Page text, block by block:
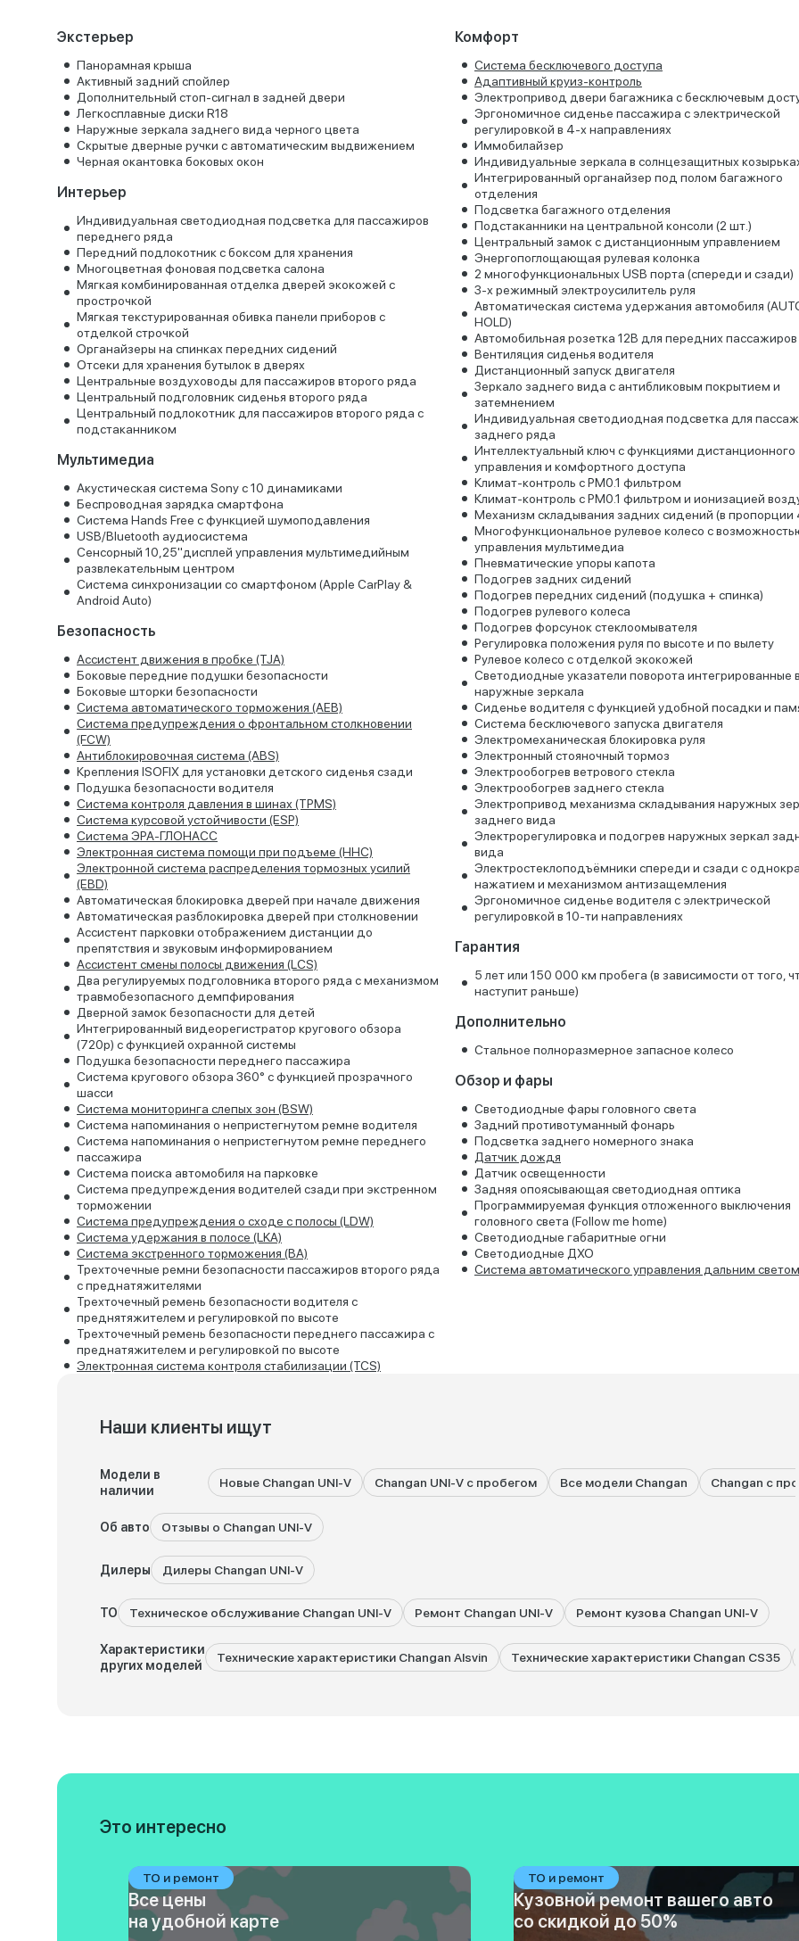
Экстерьер
Панорамная крыша
Активный задний спойлер
Дополнительный стоп-сигнал в задней двери
Легкосплавные диски R18
Наружные зеркала заднего вида черного цвета
Скрытые дверные ручки с автоматическим выдвижением
Черная окантовка боковых окон
Интерьер
Индивидуальная светодиодная подсветка для пассажиров
переднего ряда
Передний подлокотник с боксом для хранения
Многоцветная фоновая подсветка салона
Мягкая комбинированная отделка дверей экокожей с
прострочкой
Мягкая текстурированная обивка панели приборов с
отделкой строчкой
Органайзеры на спинках передних сидений
Отсеки для хранения бутылок в дверях
Центральные воздуховоды для пассажиров второго ряда
Центральный подголовник сиденья второго ряда
Центральный подлокотник для пассажиров второго ряда с
подстаканником
Мультимедиа
Акустическая система Sony с 10 динамиками
Беспроводная зарядка смартфона
Система Hands Free с функцией шумоподавления
USB/Bluetooth аудиосистема
Сенсорный 10,25"дисплей управления мультимедийным
развлекательным центром
Система синхронизации со смартфоном (Apple CarPlay &
Android Auto)
Безопасность
Ассистент движения в пробке (TJA)
Боковые передние подушки безопасности
Боковые шторки безопасности
Система автоматического торможения (AEB)
Система предупреждения о фронтальном столкновении
(FCW)
Антиблокировочная система (ABS)
Крепления ISOFIX для установки детского сиденья сзади
Подушка безопасности водителя
Система контроля давления в шинах (TPMS)
Система курсовой устойчивости (ESP)
Система ЭРА-ГЛОНАСС
Электронная система помощи при подъеме (HHC)
Электронной система распределения тормозных усилий
(EBD)
Автоматическая блокировка дверей при начале движения
Автоматическая разблокировка дверей при столкновении
Ассистент парковки отображением дистанции до
препятствия и звуковым информированием
Ассистент смены полосы движения (LCS)
Два регулируемых подголовника второго ряда с механизмом
травмобезопасного демпфирования
Дверной замок безопасности для детей
Интегрированный видеорегистратор кругового обзора
(720p) с функцией охранной системы
Подушка безопасности переднего пассажира
Система кругового обзора 360° с функцией прозрачного
шасси
Система мониторинга слепых зон (BSW)
Система напоминания о непристегнутом ремне водителя
Система напоминания о непристегнутом ремне переднего
пассажира
Система поиска автомобиля на парковке
Система предупреждения водителей сзади при экстренном
торможении
Система предупреждения о сходе с полосы (LDW)
Система удержания в полосе (LKA)
Система экстренного торможения (BA)
Трехточечные ремни безопасности пассажиров второго ряда
с преднатяжителями
Трехточечный ремень безопасности водителя с
преднятяжителем и регулировкой по высоте
Трехточечный ремень безопасности переднего пассажира с
преднатяжителем и регулировкой по высоте
Электронная система контроля стабилизации (ТСЅ)
Комфорт
Система бесключевого доступа
Адаптивный круиз-контроль
Электропривод двери багажника с бесключевым
Эргономичное сиденье пассажира с электрической
регулировкой в 4-х направлениях
Иммобилайзер
Индивидуальные зеркала в солнцезащитных
Интегрированный органайзер под полом багажного
отделения
Подсветка багажного отделения
Подстаканники на центральной консоли (2 шт.)
Центральный замок с дистанционным управлением
Энергопоглощающая рулевая колонка
2 многофункциональных USB порта (спереди и сзади)
3-х режимный электроусилитель руля
Автоматическая система удержания автомобиля
HOLD)
Автомобильная розетка 12В для передних пассажиров
Вентиляция сиденья водителя
Дистанционный запуск двигателя
Зеркало заднего вида с антибликовым покрытием и
затемнением
Индивидуальная светодиодная подсветка для
заднего ряда
Интеллектуальный ключ с функциями дистанционного
управления и комфортного доступа
Климат-контроль с PM0.1 фильтром
Климат-контроль с PM0.1 фильтром и ионизацией
Механизм складывания задних сидений (в
Многофункциональное рулевое колесо с
управления мультимедиа
Пневматические упоры капота
Подогрев задних сидений
Подогрев передних сидений (подушка + спинка)
Подогрев рулевого колеса
Подогрев форсунок стеклоомывателя
Регулировка положения руля по высоте и по вылету
Рулевое колесо с отделкой экокожей
Светодиодные указатели поворота интегрированные в
наружные зеркала
Сиденье водителя с функцией удобной посадки и
Система бесключевого запуска двигателя
Электромеханическая блокировка руля
Электронный стояночный тормоз
Электрообогрев ветрового стекла
Электрообогрев заднего стекла
Электропривод механизма складывания наружных
заднего вида
Электрорегулировка и подогрев наружных зеркал
вида
Электростеклоподъёмники спереди и сзади с
нажатием и механизмом антизащемления
Эргономичное сиденье водителя с электрической
регулировкой в 10-ти направлениях
Гарантия
5 лет или 150 000 км пробега (в зависимости от того,
наступит раньше)
Дополнительно
Стальное полноразмерное запасное колесо
Обзор и фары
Светодиодные фары головного света
Задний противотуманный фонарь
Подсветка заднего номерного знака
Датчик дождя
Датчик освещенности
Задняя опоясывающая светодиодная оптика
Программируемая функция отложенного выключения
головного света (Follow me home)
Светодиодные габаритные огни
Светодиодные ДХО
Система автоматического управления дальним
Наши клиенты ищут
Модели в
наличии
Новые Changan UNI-V Changan UNI-V с пробегом Все модели Changan Changan с
Об авто Отзывы о Changan UNI-V
Дилеры Дилеры Changan UNI-V
ТО Техническое обслуживание Changan UNI-V Ремонт Changan UNI-V Ремонт кузова Changan UNI-V
Характеристики
других моделей
Технические характеристики Changan Alsvin Технические характеристики Changan CS35
Это интересно
ТО и ремонт
Все цены
на удобной карте
ТО и ремонт
Кузовной ремонт вашего авто
со скидкой до 50%